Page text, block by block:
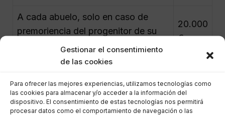
Gestionar el consentimiento
de las cookies
Para ofrecer las mejores experiencias, utilizamos tecnologías como
las cookies para almacenar y/o acceder a la información del
dispositivo. El consentimiento de estas tecnologías nos permitirá
procesar datos como el comportamiento de navegación o las
A cada abuelo, solo en caso de
premoriencia del progenitor de su
rama familiar
20.000
€
Categoría 3. Los descendientes
A cada hijo que tenga hasta 14 años
90.000
€